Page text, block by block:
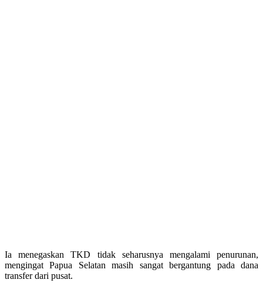
Ia menegaskan TKD tidak seharusnya mengalami penurunan,
mengingat Papua Selatan masih sangat bergantung pada dana
transfer dari pusat.